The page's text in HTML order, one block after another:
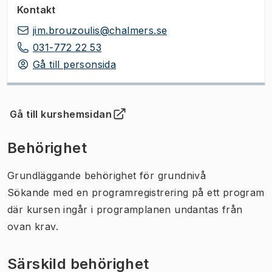
Kontakt
jim.brouzoulis@chalmers.se
031-772 22 53
Gå till personsida
Gå till kurshemsidan
(Öppnas i ny flik)
Behörighet
Grundläggande behörighet för grundnivå
Sökande med en programregistrering på ett program
där kursen ingår i programplanen undantas från
ovan krav.
Särskild behörighet